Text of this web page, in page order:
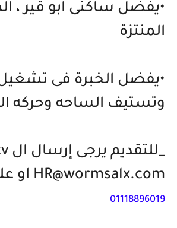
•يفضل ساكنى ابو قير ،
المنتزة
•يفضل الخبرة فى
وتستيف الساحه وحركه
HR@wormsalx.com او على رقم
01118896019